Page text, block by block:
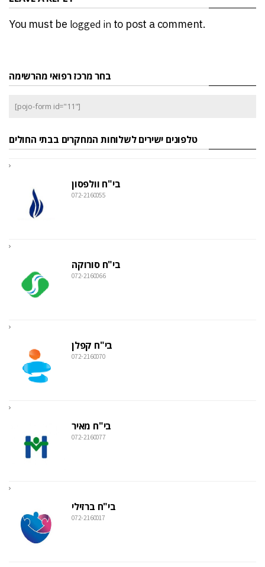
You must be logged in to post a comment.
בחר מרכז רפואי מהרשימה
[pojo-form id="11"]
טלפונים ישירים לשלוחות המחקרים בבתי החולים
בי"ח וולפסון
072-2160055
בי"ח סורוקה
072-2160066
בי"ח קפלן
072-2160070
בי"ח מאיר
072-2160077
בי"ח ברזילי
072-2160017